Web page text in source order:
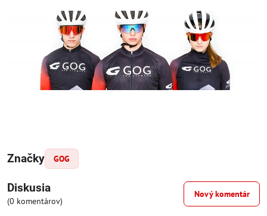
Značky GOG
Diskusia
(0 komentárov)
Nový komentár